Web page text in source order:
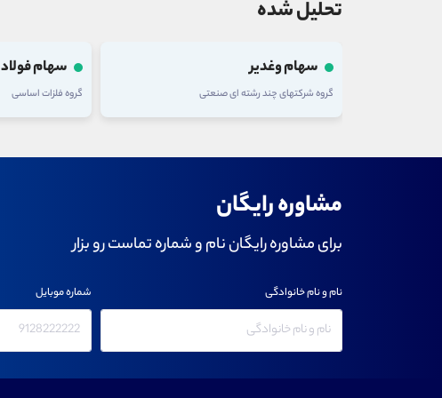
تحلیل شده
سهام وغدیر
گروه شرکتهای چند رشته ای صنعتی
سهام فولاد
گروه فلزات اساسی
مشاوره رایگان
برای مشاوره رایگان نام و شماره تماست رو بزار
نام و نام خانوادگی شماره موبایل